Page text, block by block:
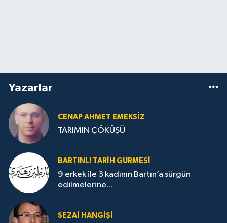
Yazarlar
CENAP AHMET EMEKSİZ
TARIMIN ÇÖKÜŞÜ
BARTINLI TARIH GURMESI
9 erkek ile 3 kadının Bartın’a sürgün
edilmelerine...
SEZAI HANGİŞİ